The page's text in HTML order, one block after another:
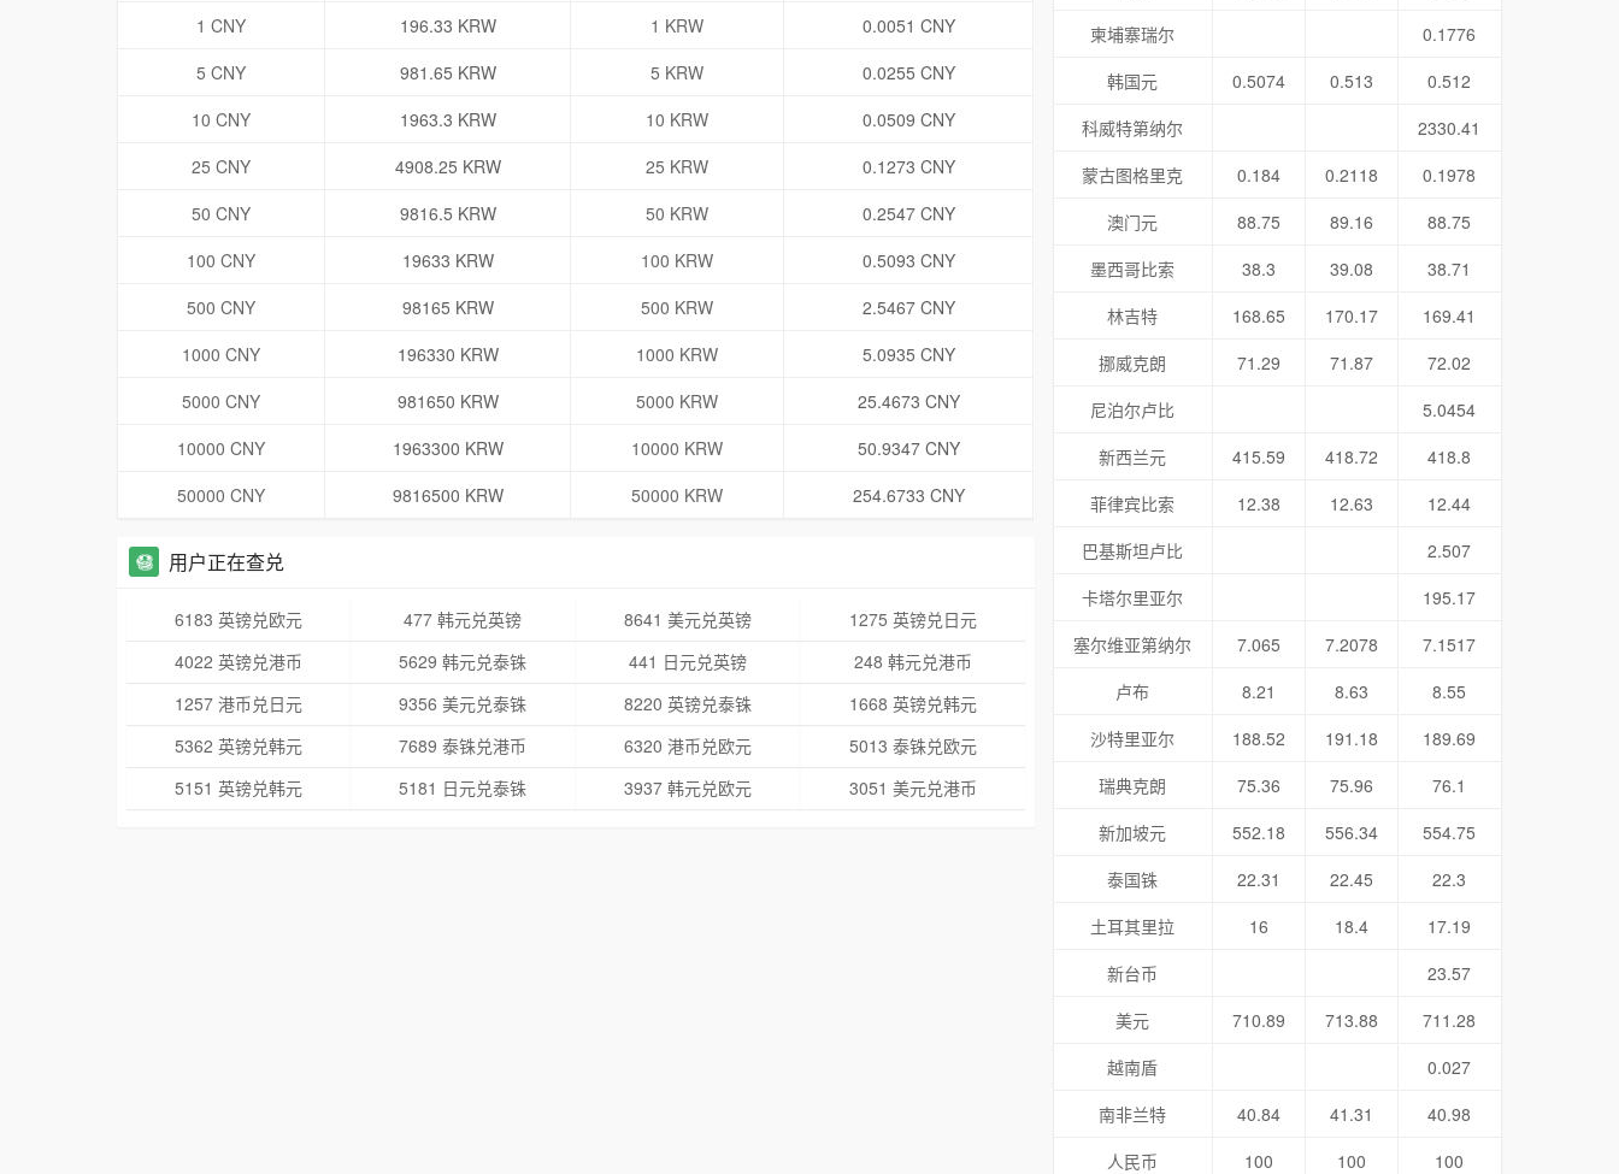
1 CNY
196.33 KRW 1 KRW
0.0051 CNY
5 CNY
981.65 KRW 5 KRW
0.0255 CNY
10 CNY
1963.3 KRW 10 KRW
0.0509 CNY
25 CNY
4908.25 KRW 25 KRW
0.1273 CNY
50 CNY
9816.5 KRW 50 KRW
0.2547 CNY
100 CNY
19633 KRW 100 KRW
0.5093 CNY
500 CNY
98165 KRW 500 KRW
2.5467 CNY
1000 CNY
196330 KRW 1000 KRW
5.0935 CNY
5000 CNY
981650 KRW 5000 KRW
25.4673 CNY
10000 CNY
1963300 KRW 10000 KRW
50.9347 CNY
50000 CNY
9816500 KRW 50000 KRW 254.6733 CNY
用户正在查兑
6183 英镑兑欧元 477 韩元兑英镑 8641 美元兑英镑
1275 英镑兑日元
4022 英镑兑港币
5629 韩元兑泰铢 441 日元兑英镑
248 韩元兑港币
1257 港币兑日元
9356 美元兑泰铢 8220 英镑兑泰铢
1668 英镑兑韩元
5362 英镑兑韩元
7689 泰铢兑港币 6320 港币兑欧元
5013 泰铢兑欧元
5151 英镑兑韩元
5181 日元兑泰铢 3937 韩元兑欧元 3051 美元兑港币
柬埔寨瑞尔
0.1776
韩国元
0.5074 0.513
0.512
科威特第纳尔
2330.41
蒙古图格里克
0.184 0.2118
0.1978
澳门元
88.75 89.16
88.75
墨西哥比索
38.3 39.08
38.71
林吉特
168.65 170.17
169.41
挪威克朗
71.29 71.87
72.02
尼泊尔卢比
5.0454
新西兰元
415.59 418.72
418.8
菲律宾比索
12.38 12.63
12.44
巴基斯坦卢比
2.507
卡塔尔里亚尔
195.17
塞尔维亚第纳尔
7.065 7.2078
7.1517
卢布
8.21 8.63
8.55
沙特里亚尔
188.52 191.18
189.69
瑞典克朗
75.36 75.96
76.1
新加坡元
552.18 556.34
554.75
泰国铢
22.31 22.45
22.3
土耳其里拉
16 18.4
17.19
新台币
23.57
美元
710.89 713.88
711.28
越南盾
0.027
南非兰特
40.84 41.31
40.98
人民币
100 100 100